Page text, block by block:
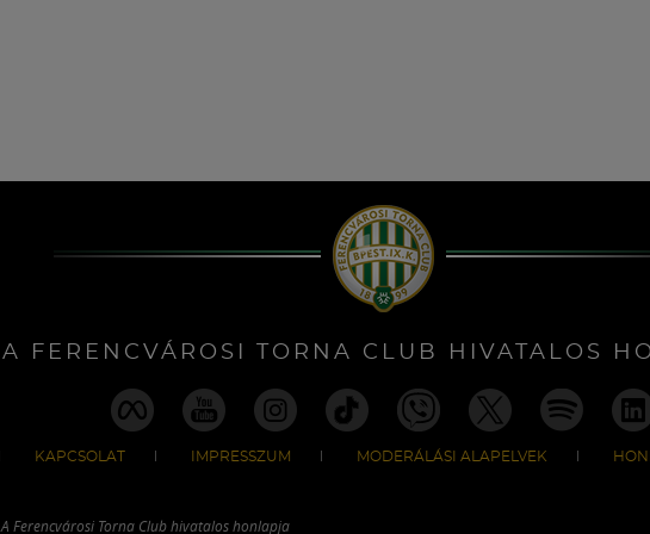
A FERENCVÁROSI TORNA CLUB HIVATALOS
KAPCSOLAT IMPRESSZUM MODERÁLÁSI ALAPELVEK
A Ferencvárosi Torna Club hivatalos honlapja